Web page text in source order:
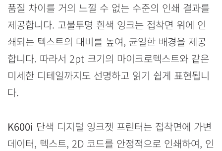
품질 차이를 거의 느낄 수 없는 수준의 인쇄 결과를
제공합니다. 고불투명 흰색 잉크는 접착면 위에 인
쇄되는 텍스트의 대비를 높여, 균일한 배경을 제공
합니다. 따라서 2pt 크기의 마이크로텍스트와 같은
미세한 디테일까지도 선명하고 읽기 쉽게 표현됩니
다.
K600i 단색 디지털 잉크젯 프린터는 접착면에 가변
데이터, 텍스트, 2D 코드를 안정적으로 인쇄하여, 인